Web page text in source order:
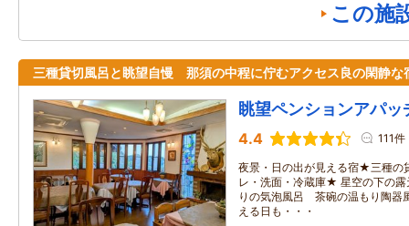
この施
三種貸切風呂と眺望自慢 那須の中程に佇むアクセス良の閑静
眺望ペンションアパッ
4.4 111件
夜景・日の出が見える宿★三種
レ・洗面・冷蔵庫★ 星空の下の
りの気泡風呂 茶碗の温もり陶器
える日も・・・